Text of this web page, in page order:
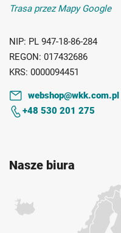
Trasa przez Mapy Google
NIP: PL 947-18-86-284
REGON: 017432686
KRS: 0000094451
webshop@wkk.com.pl
+48 530 201 275
Nasze biura